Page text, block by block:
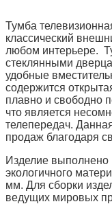
Тумба
классический
любом интерьере.
стеклянными
удобные
содержится
плавно и свободно
что является
телепередач.
продаж благодаря
Изделие выполнено
экологичного
мм. Для сборки
ведущих мировых